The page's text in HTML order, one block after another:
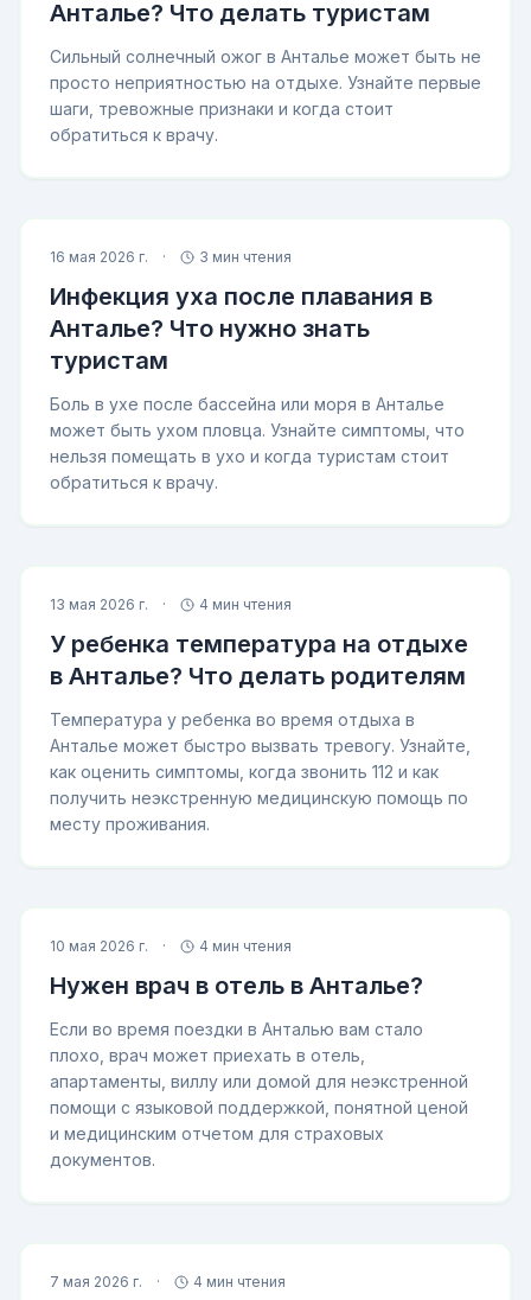
Анталье? Что делать туристам
Сильный солнечный ожог в Анталье может быть не
просто неприятностью на отдыхе. Узнайте первые
шаги, тревожные признаки и когда стоит
обратиться к врачу.
16 мая 2026 г. · 3 мин чтения
Инфекция уха после плавания в
Анталье? Что нужно знать
туристам
Боль в ухе после бассейна или моря в Анталье
может быть ухом пловца. Узнайте симптомы, что
нельзя помещать в ухо и когда туристам стоит
обратиться к врачу.
13 мая 2026 г. · 4 мин чтения
У ребенка температура на отдыхе
в Анталье? Что делать родителям
Температура у ребенка во время отдыха в
Анталье может быстро вызвать тревогу. Узнайте,
как оценить симптомы, когда звонить 112 и как
получить неэкстренную медицинскую помощь по
месту проживания.
10 мая 2026 г. · 4 мин чтения
Нужен врач в отель в Анталье?
Если во время поездки в Анталью вам стало
плохо, врач может приехать в отель,
апартаменты, виллу или домой для неэкстренной
помощи с языковой поддержкой, понятной ценой
и медицинским отчетом для страховых
документов.
7 мая 2026 г. · 4 мин чтения